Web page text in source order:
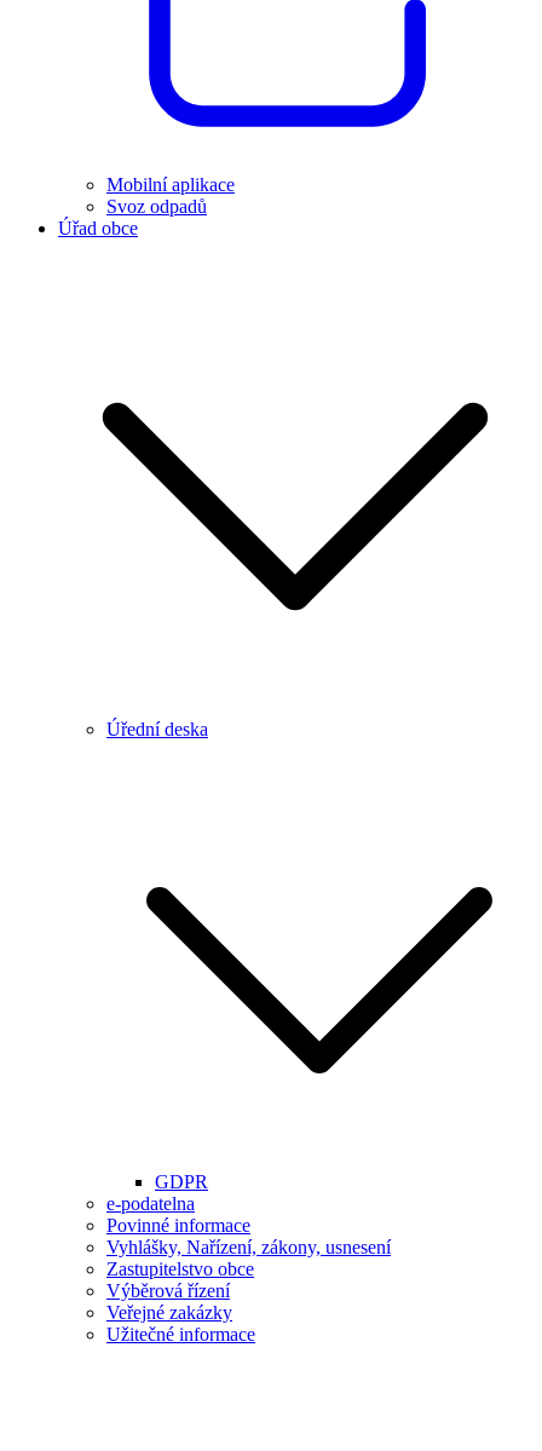
Mobilní aplikace
Svoz odpadů
Úřad obce
Úřední deska
GDPR
e-podatelna
Povinné informace
Vyhlášky, Nařízení, zákony, usnesení
Zastupitelstvo obce
Výběrová řízení
Veřejné zakázky
Užitečné informace